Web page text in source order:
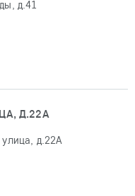
д.41
Д.22А
д.22А